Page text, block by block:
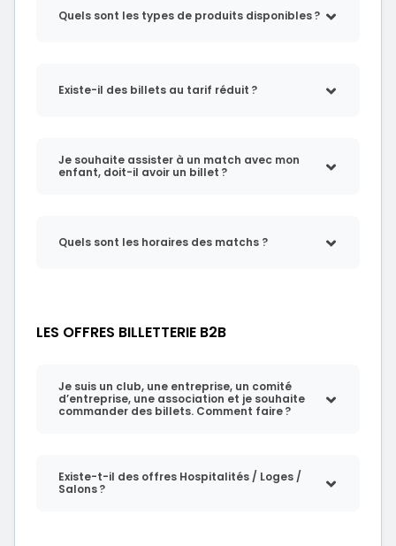
Quels sont les types de produits disponibles ?
Existe-il des billets au tarif réduit ?
Je souhaite assister à un match avec mon
enfant, doit-il avoir un billet ?
Quels sont les horaires des matchs ?
LES OFFRES BILLETTERIE B2B
Je suis un club, une entreprise, un comité
d’entreprise, une association et je souhaite
commander des billets. Comment faire ?
Existe-t-il des offres Hospitalités / Loges /
Salons ?